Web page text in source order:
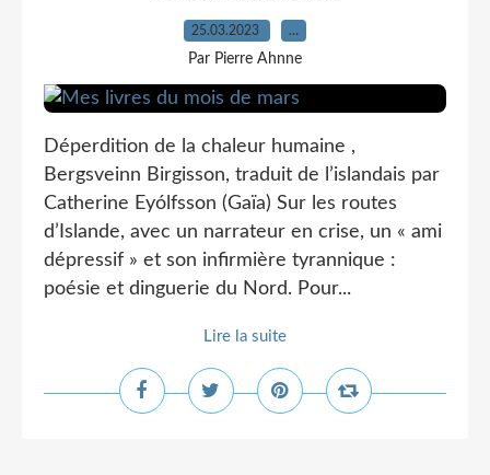
25.03.2023 …
Par Pierre Ahnne
Déperdition de la chaleur humaine ,
Bergsveinn Birgisson, traduit de l’islandais par
Catherine Eyólfsson (Gaïa) Sur les routes
d’Islande, avec un narrateur en crise, un « ami
dépressif » et son infirmière tyrannique :
poésie et dinguerie du Nord. Pour...
Lire la suite